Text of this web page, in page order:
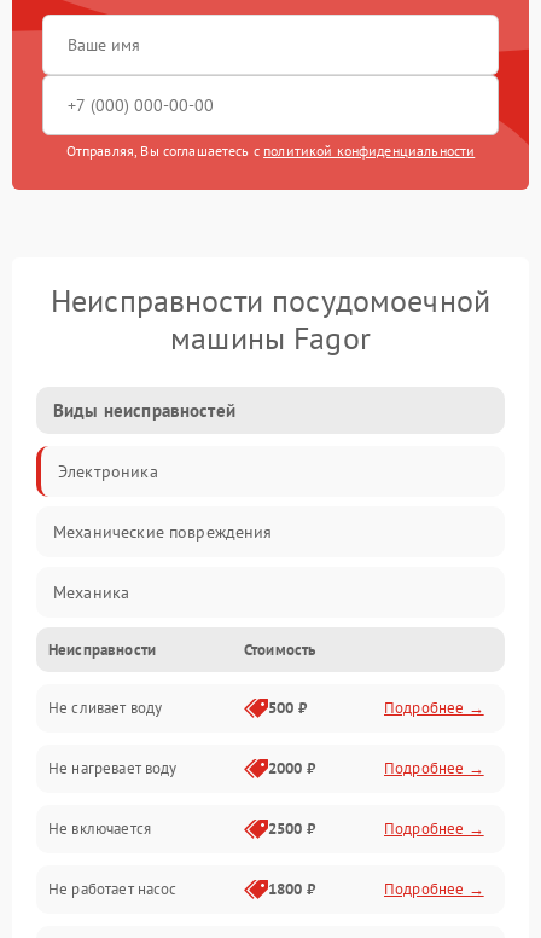
Отправляя, Вы соглашаетесь с политикой конфиденциальности
Неисправности посудомоечной
машины Fagor
Виды неисправностей
Электроника
Механические повреждения
Механика
Управление
Электропитание
Датчики
Нагрев
Вода
Неисправности Стоимость
Не сливает воду 500 ₽ Подробнее →
Не нагревает воду 2000 ₽ Подробнее →
Не включается 2500 ₽ Подробнее →
Не работает насос 1800 ₽ Подробнее →